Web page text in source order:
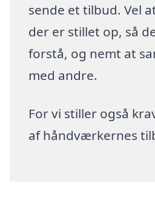
sende et tilbud. Vel
der er stillet op, så
forstå, og nemt at
med andre.
For vi stiller også
af håndværkernes